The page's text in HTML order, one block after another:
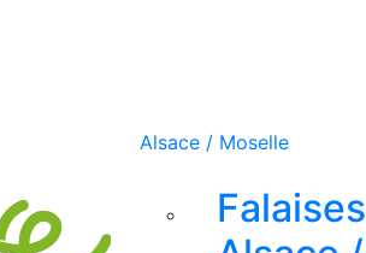
Alsace / Moselle
Falaises